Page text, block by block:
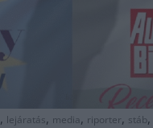
, lejáratás, media, riporter, stáb,